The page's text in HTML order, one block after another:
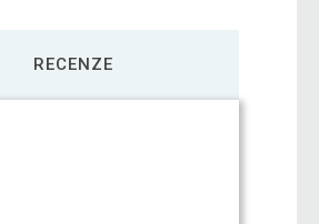
RECENZE